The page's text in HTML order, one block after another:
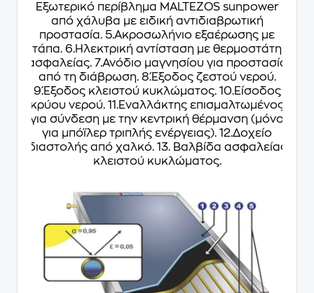
Εξωτερικό περίβλημα MALTEZOS sunpower
από χάλυβα με ειδική αντιδιαβρωτική
προστασία. 5.Ακροσωλήνιο εξαέρωσης με
τάπα. 6.Ηλεκτρική αντίσταση με θερμοστάτη
ασφαλείας. 7.Ανόδιο μαγνησίου για προστασία
από τη διάβρωση. 8.Έξοδος ζεστού νερού.
9.Έξοδος κλειστού κυκλώματος. 10.Είσοδος
κρύου νερού. 11.Εναλλάκτης επισμαλτωμένος
για σύνδεση με την κεντρική θέρμανση (μόνο
για μπόϊλερ τριπλής ενέργειας). 12.Δοχείο
διαστολής από χαλκό. 13. Βαλβίδα ασφαλείας
κλειστού κυκλώματος.